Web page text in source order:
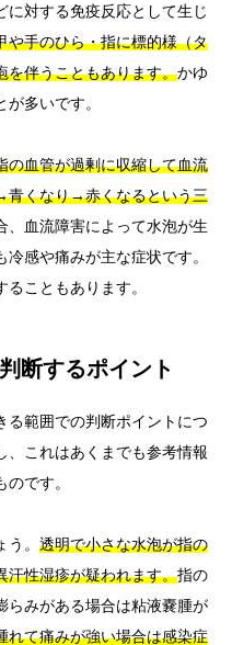
に対する免疫反応として生じ
や手のひら・指に標的様（タ
を伴うこともあります。かゆ
多いです。
の血管が過剰に収縮して血流
青くなり→赤くなるという三
、血流障害によって水泡が生
感や痛みが主な症状です。
こともあります。
断するポイント
る範囲での判断ポイントにつ
、これはあくまでも参考情報
です。
。 透明で小さな水泡が指の
汗性湿疹が疑われます。指の
らみがある場合は粘液嚢腫が
れて痛みが強い場合は感染症